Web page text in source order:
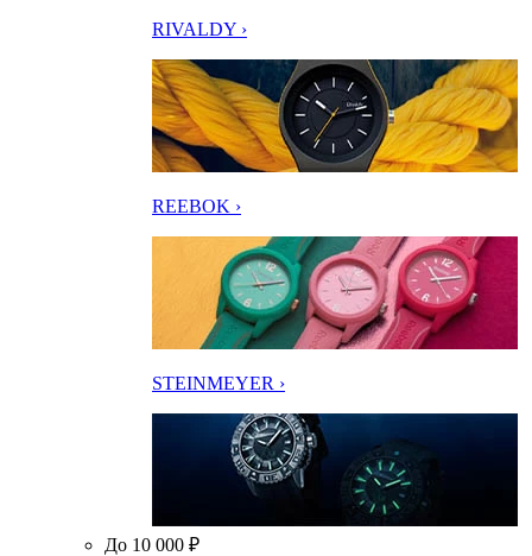
RIVALDY ›
REEBOK ›
STEINMEYER ›
До 10 000 ₽